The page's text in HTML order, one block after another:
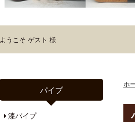
ようこそ ゲスト 様
ホ
パイプ
漆パイプ